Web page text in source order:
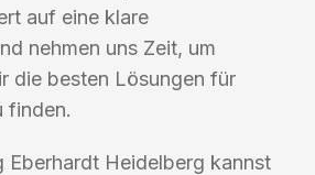
auf eine klare
nehmen uns Zeit, um
die besten Lösungen für
finden.
Eberhardt Heidelberg kannst